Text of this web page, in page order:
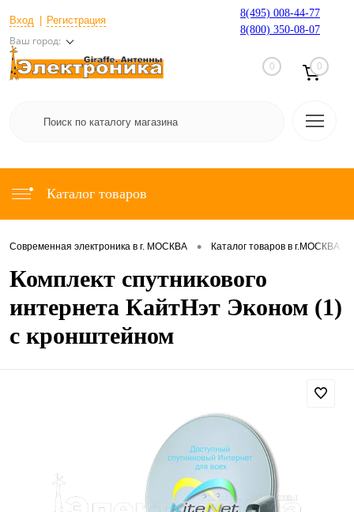
Вход Регистрация
Ваш город:
8(495) 008-44-77
8(800) 350-08-07
0 0
Каталог товаров
Современная электроника в г. МОСКВА • Каталог товаров в г.МОСКВА
Комплект спутникового
интернета КайтНэт Эконом (1)
с кронштейном